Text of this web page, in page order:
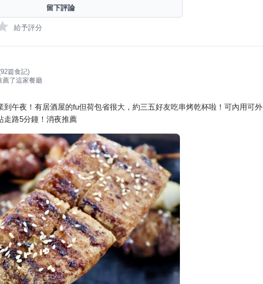
留下評論
給予評分
92篇食記)
薦了這家餐廳
到午夜！有居酒屋的fu但荷包省很大，約三五好友吃串烤乾杯啦！可內用可外
走路5分鐘！消夜推薦